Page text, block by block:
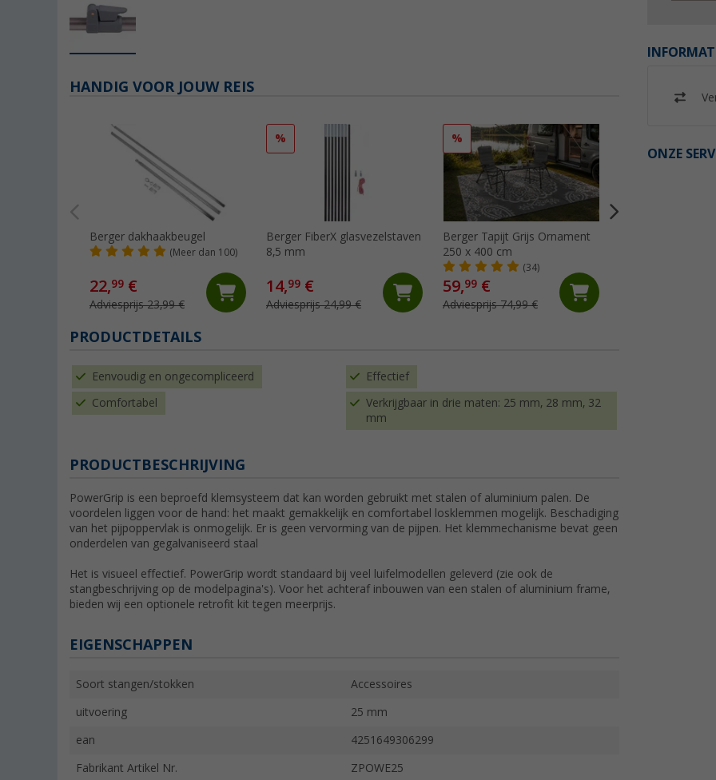
ONZE
HANDIG VOOR JOUW REIS
Berger dakhaakbeugel
(Meer dan 100)
22,99 €
Adviesprijs 23,99 €
%
Berger FiberX glasvezelstaven
8,5 mm
14,99 €
Adviesprijs 24,99 €
%
Berger Tapijt Grijs Ornament
250 x 400 cm
(34)
59,99 €
Adviesprijs 74,99 €
PRODUCTDETAILS
Eenvoudig en ongecompliceerd Effectief
Comfortabel
Verkrijgbaar in drie maten: 25 mm, 28 mm, 32
mm
PRODUCTBESCHRIJVING
PowerGrip is een beproefd klemsysteem dat kan worden gebruikt met stalen of aluminium palen. De
voordelen liggen voor de hand: het maakt gemakkelijk en comfortabel losklemmen mogelijk. Beschadiging
van het pijpoppervlak is onmogelijk. Er is geen vervorming van de pijpen. Het klemmechanisme bevat geen
onderdelen van gegalvaniseerd staal
Het is visueel effectief. PowerGrip wordt standaard bij veel luifelmodellen geleverd (zie ook de
stangbeschrijving op de modelpagina's). Voor het achteraf inbouwen van een stalen of aluminium frame,
bieden wij een optionele retrofit kit tegen meerprijs.
EIGENSCHAPPEN
Soort stangen/stokken Accessoires
uitvoering 25 mm
ean 4251649306299
Fabrikant Artikel Nr. ZPOWE25